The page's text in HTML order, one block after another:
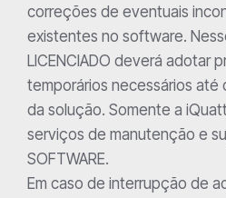
correções de eventuais
existentes no software.
LICENCIADO deverá adotar
temporários necessários até
da solução. Somente a
serviços de manutenção e
SOFTWARE.
Em caso de interrupção de